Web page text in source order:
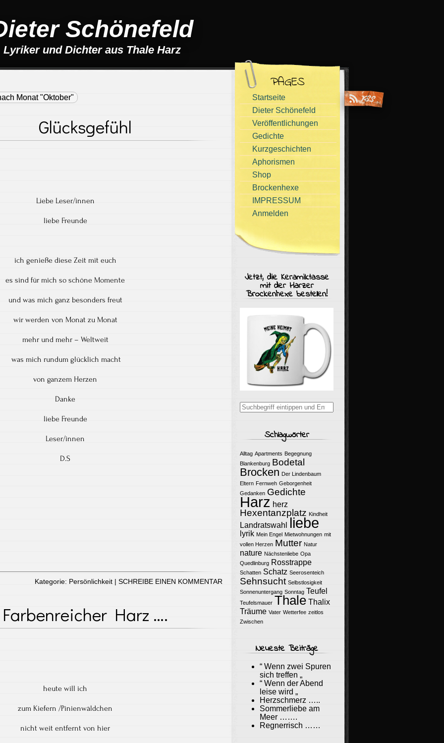
Schönefeld
Lyriker und Dichter aus Thale Harz
Monat "Oktober"
Glücksgefühl
Liebe Leser/innen
liebe Freunde
ich genieße diese Zeit mit euch
es sind für mich so schöne Momente
und was mich ganz besonders freut
wir werden von Monat zu Monat
mehr und mehr – Weltweit
was mich rundum glücklich macht
von ganzem Herzen
Danke
liebe Freunde
Leser/innen
D.S
Kategorie: Persönlichkeit |SCHREIBE EINEN KOMMENTAR
Farbenreicher Harz ….
heute will ich
zum Kiefern /Pinienwäldchen
nicht weit entfernt von hier
PAGES
Startseite
Dieter Schönefeld
Veröffentlichungen
Gedichte
Kurzgeschichten
Aphorismen
Shop
Brockenhexe
IMPRESSUM
Anmelden
Jetzt, die Keramiktasse
mit der Harzer
Brockenhexe bestellen!
Suchergebnisse
für:
Schlagwörter
Alltag Apartments Begegnung
Blankenburg Bodetal
Brocken Der Lindenbaum
Eltern Fernweh Geborgenheit
Gedanken Gedichte
Harz herz
Hexentanzplatz Kindheit
Landratswahl liebe
lyrik Mein Engel Mietwohnungen mit
vollen Herzen Mutter Natur
nature Nächstenliebe Opa
Quedlinburg Rosstrappe
Schatten Schatz Seerosenteich
Sehnsucht Selbstlosigkeit
Sonnenuntergang Sonntag Teufel
Teufelsmauer Thale Thalix
Träume Vater Wetterfee zeitlos
Zwischen
Neueste Beiträge
“ Wenn zwei Spuren
sich treffen „
“ Wenn der Abend
leise wird „
Herzschmerz …..
Sommerliebe am
Meer …….
Regnerrisch ……